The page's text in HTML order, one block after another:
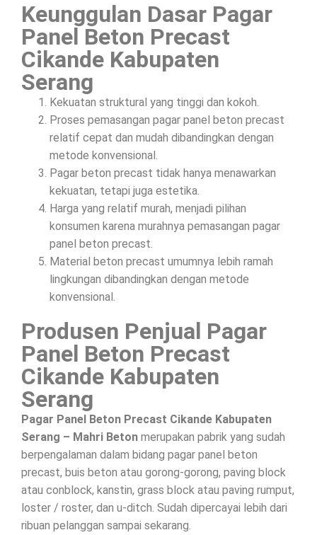
Keunggulan Dasar Pagar
Panel Beton Precast
Cikande Kabupaten
Serang
Kekuatan struktural yang tinggi dan kokoh.
Proses pemasangan pagar panel beton precast
relatif cepat dan mudah dibandingkan dengan
metode konvensional.
Pagar beton precast tidak hanya menawarkan
kekuatan, tetapi juga estetika.
Harga yang relatif murah, menjadi pilihan
konsumen karena murahnya pemasangan pagar
panel beton precast.
Material beton precast umumnya lebih ramah
lingkungan dibandingkan dengan metode
konvensional.
Produsen Penjual Pagar
Panel Beton Precast
Cikande Kabupaten
Serang
Pagar Panel Beton Precast Cikande Kabupaten
Serang – Mahri Beton merupakan pabrik yang sudah
berpengalaman dalam bidang pagar panel beton
precast, buis beton atau gorong-gorong, paving block
atau conblock, kanstin, grass block atau paving rumput,
loster / roster, dan u-ditch. Sudah dipercayai lebih dari
ribuan pelanggan sampai sekarang.